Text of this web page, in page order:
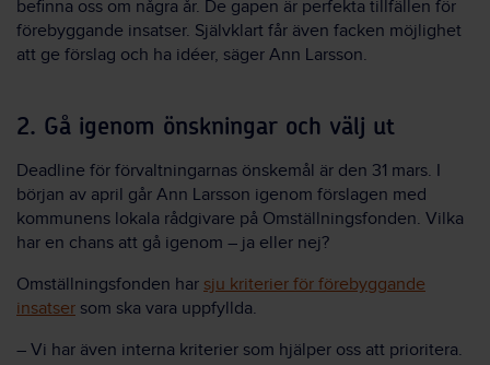
befinna oss om några år. De gapen är perfekta tillfällen för
förebyggande insatser. Självklart får även facken möjlighet
att ge förslag och ha idéer, säger Ann Larsson.
2. Gå igenom önskningar och välj ut
Deadline för förvaltningarnas önskemål är den 31 mars. I
början av april går Ann Larsson igenom förslagen med
kommunens lokala rådgivare på Omställningsfonden. Vilka
har en chans att gå igenom – ja eller nej?
Omställningsfonden har sju kriterier för förebyggande
insatser som ska vara uppfyllda.
– Vi har även interna kriterier som hjälper oss att prioritera.